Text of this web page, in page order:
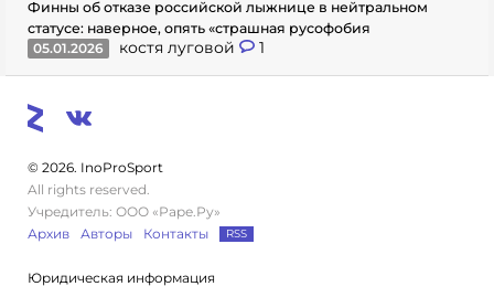
Финны об отказе российской лыжнице в нейтральном
статусе: наверное, опять «страшная русофобия
05.01.2026
костя луговой 1
© 2026. InoProSport
All rights reserved.
Учредитель: ООО «Раре.Ру»
Архив
Авторы Контакты RSS
Юридическая информация